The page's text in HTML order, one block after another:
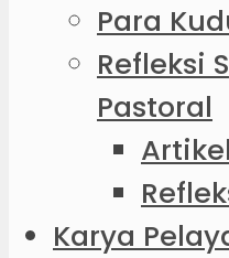
Para
Refleksi
Pastoral
Karya